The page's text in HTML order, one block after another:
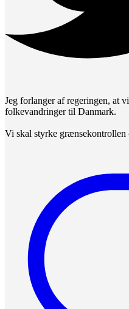
Jeg forlanger af regeringen, at
folkevandringer til Danmark.
Vi skal styrke grænsekontrollen